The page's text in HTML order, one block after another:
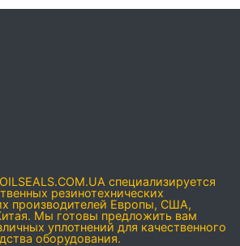
специализируется
резинотехнических
производителей Европы, США,
Мы готовы предложить вам
уплотнений для качественного
оборудования.